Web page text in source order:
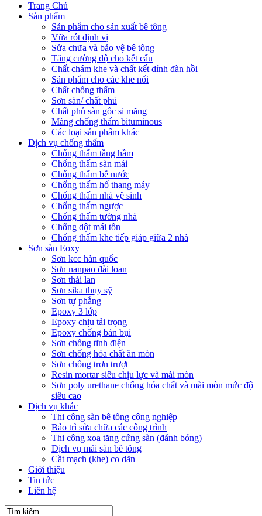
Trang Chủ
Sản phẩm
Sản phẩm cho sản xuất bê tông
Vữa rót định vị
Sửa chữa và bảo vệ bê tông
Tăng cường độ cho kết cấu
Chất chám khe và chất kết dính đàn hồi
Sản phẩm cho các khe nối
Chất chống thấm
Sơn sàn/ chất phủ
Chất phủ sàn gốc si măng
Màng chống thấm bituminous
Các loại sản phẩm khác
Dịch vụ chống thấm
Chống thấm tầng hầm
Chống thấm sàn mái
Chống thấm bể nước
Chống thấm hố thang máy
Chống thấm nhà vệ sinh
Chống thấm ngược
Chống thấm tường nhà
Chống dột mái tôn
Chống thấm khe tiếp giáp giữa 2 nhà
Sơn sàn Eoxy
Sơn kcc hàn quốc
Sơn nanpao đài loan
Sơn thái lan
Sơn sika thụy sỹ
Sơn tự phẳng
Epoxy 3 lớp
Epoxy chịu tải trọng
Epoxy chống bán bụi
Sơn chống tĩnh điện
Sơn chống hóa chất ăn mòn
Sơn chống trơn trượt
Resin mortar siêu chịu lực và mài mòn
Sơn poly urethane chống hóa chất và mài mòn mức độ
siêu cao
Dịch vụ khác
Thi công sàn bê tông công nghiệp
Bảo trì sửa chữa các công trình
Thi công xoa tăng cứng sàn (đánh bóng)
Dịch vụ mái sàn bê tông
Cắt mạch (khe) co dãn
Giới thiệu
Tin tức
Liên hệ